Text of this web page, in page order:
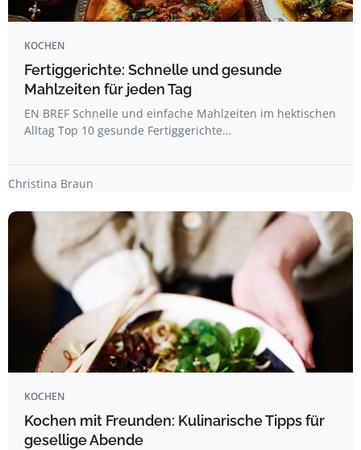
KOCHEN
Fertiggerichte: Schnelle und gesunde
Mahlzeiten für jeden Tag
EN BREF Schnelle und einfache Mahlzeiten im hektischen
Alltag Top 10 gesunde Fertiggerichte…
Christina Braun
KOCHEN
Kochen mit Freunden: Kulinarische Tipps für
gesellige Abende